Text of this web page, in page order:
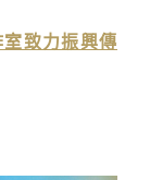
致力振興傳